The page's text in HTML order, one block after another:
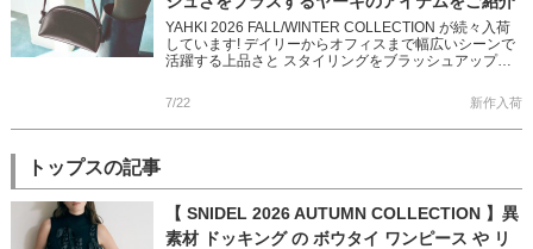
YAHKI 2026 FALL/WINTER COLLECTION が続々入荷
しています! デイリーからオフィスまで幅広いシーンで
活躍する上品さと スタイリングをブラッシュアップし
7/22 新作入荷
トップスの記事
【 SNIDEL 2026 AUTUMN COLLECTION 】異
素材 ドッキング の ボウタイ ワンピース や リ